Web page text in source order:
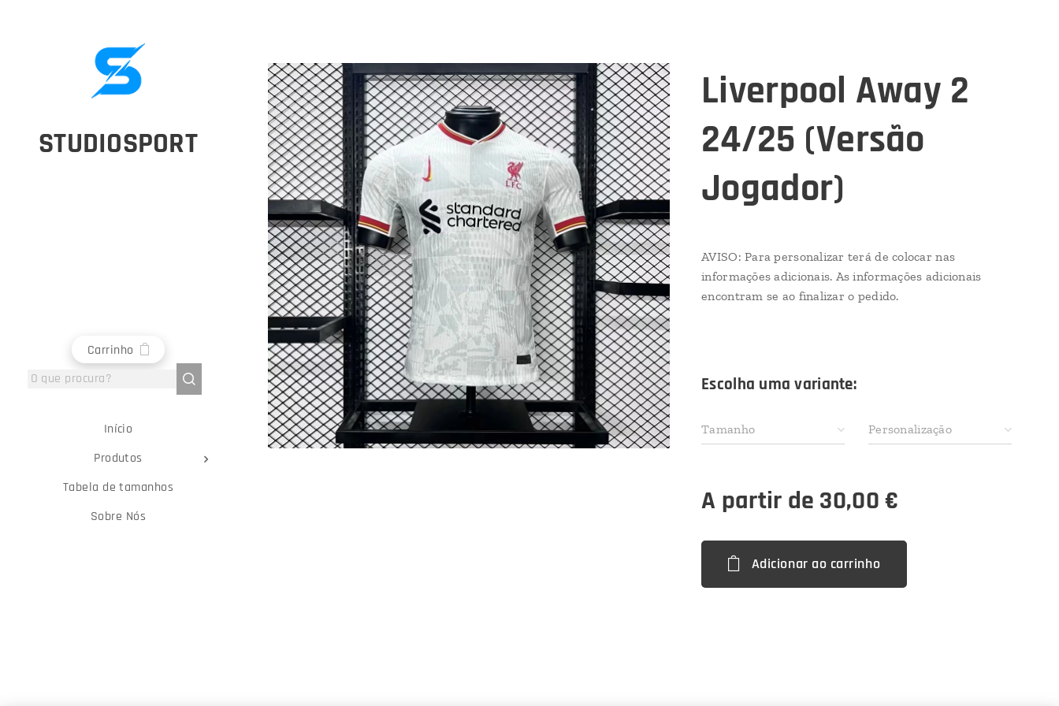
STUDIOSPORT
Carrinho
Início
Produtos
Tabela de tamanhos
Sobre Nós
Liverpool Away 2
24/25 (Versão
Jogador)
AVISO: Para personalizar terá de colocar nas
informações adicionais. As informações adicionais
encontram se ao finalizar o pedido.
Escolha uma variante:
Tamanho Personalização
A partir de 30,00€
Adicionar ao carrinho